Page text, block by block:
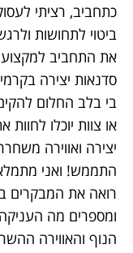
כתחביב, רציתי
ביטוי לתחושות
את התחביב למקצוע
סדנאות יצירה
בי בלב החלום
או צוות יוכלו לחוות
יצירה ואווירה
התממש! ואני
רואה את המבקרים
ומספרים מה
הנוף והאווירה